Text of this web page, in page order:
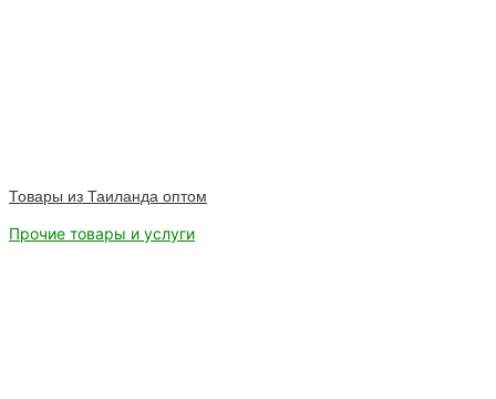
Товары из Таиланда оптом
Прочие товары и услуги